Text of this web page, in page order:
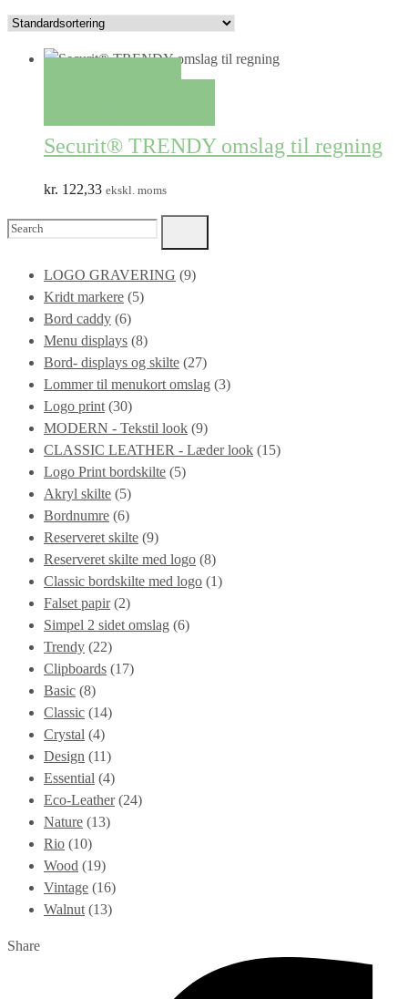
Securit® TRENDY omslag til regning
kr. 122,33 ekskl. moms
Search
LOGO GRAVERING (9)
Kridt markere (5)
Bord caddy (6)
Menu displays (8)
Bord- displays og skilte (27)
Lommer til menukort omslag (3)
Logo print (30)
MODERN - Tekstil look (9)
CLASSIC LEATHER - Læder look (15)
Logo Print bordskilte (5)
Akryl skilte (5)
Bordnumre (6)
Reserveret skilte (9)
Reserveret skilte med logo (8)
Classic bordskilte med logo (1)
Falset papir (2)
Simpel 2 sidet omslag (6)
Trendy (22)
Clipboards (17)
Basic (8)
Classic (14)
Crystal (4)
Design (11)
Essential (4)
Eco-Leather (24)
Nature (13)
Rio (10)
Wood (19)
Vintage (16)
Walnut (13)
Share